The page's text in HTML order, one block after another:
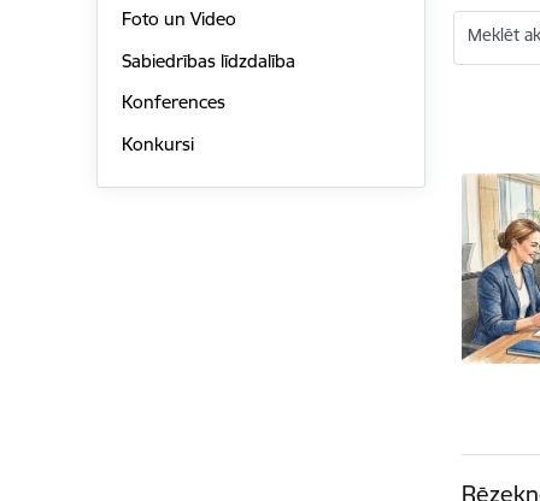
Foto un Video
Sabiedrības līdzdalība
Konferences
Konkursi
Meklēt